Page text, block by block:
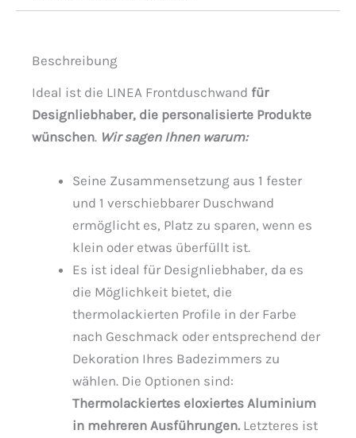
Beschreibung
Ideal ist die LINEA Frontduschwand für
Designliebhaber, die personalisierte Produkte
wünschen. Wir sagen Ihnen warum:
Seine Zusammensetzung aus 1 fester
und 1 verschiebbarer Duschwand
ermöglicht es, Platz zu sparen, wenn es
klein oder etwas überfüllt ist.
Es ist ideal für Designliebhaber, da es
die Möglichkeit bietet, die
thermolackierten Profile in der Farbe
nach Geschmack oder entsprechend der
Dekoration Ihres Badezimmers zu
wählen. Die Optionen sind:
Thermolackiertes eloxiertes Aluminium
in mehreren Ausführungen. Letzteres ist